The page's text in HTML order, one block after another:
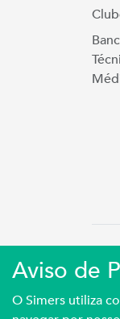
Aviso de
O Simers utiliza